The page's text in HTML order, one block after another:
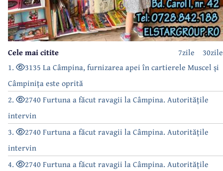
30zile
7zile
Cele mai citite
1.
3135 La Câmpina, furnizarea apei în cartierele Muscel și
Câmpinița este oprită
2.
2740 Furtuna a făcut ravagii la Câmpina. Autoritățile
intervin
3.
2740 Furtuna a făcut ravagii la Câmpina. Autoritățile
intervin
4.
2740 Furtuna a făcut ravagii la Câmpina. Autoritățile